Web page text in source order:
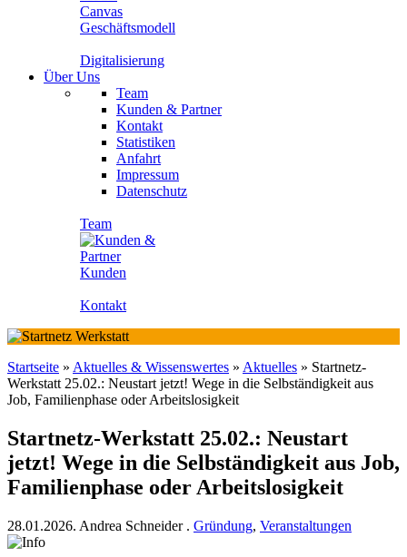
Geschäftsmodell
Digitalisierung
Über Uns
Team
Kunden & Partner
Kontakt
Statistiken
Anfahrt
Impressum
Datenschutz
Team
Kunden
Kontakt
Startseite » Aktuelles & Wissenswertes » Aktuelles » Startnetz-
Werkstatt 25.02.: Neustart jetzt! Wege in die Selbständigkeit aus
Job, Familienphase oder Arbeitslosigkeit
Startnetz-Werkstatt 25.02.: Neustart
jetzt! Wege in die Selbständigkeit aus Job,
Familienphase oder Arbeitslosigkeit
28.01.2026. Andrea Schneider. Gründung, Veranstaltungen